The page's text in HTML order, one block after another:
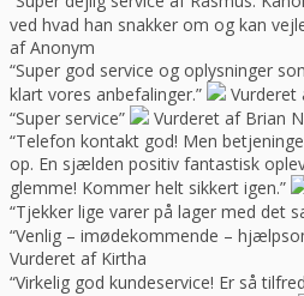
ved hvad han snakker om og kan
af Anonym
“Super god service og oplysninger
klart vores anbefalinger.”
Vurderet
“Super service”
Vurderet af Brian
“Telefon kontakt god! Men
op. En sjælden positiv fantastisk
glemme! Kommer helt sikkert igen.”
“Tjekker lige varer på lager med det
“Venlig – imødekommende –
Vurderet af Kirtha
“Virkelig god kundeservice! Er så